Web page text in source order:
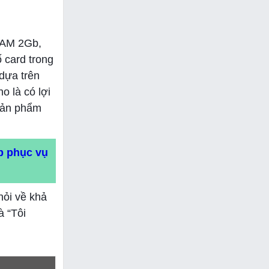
2Gb,
card trong
trên
là có lợi
phẩm
phục vụ
về khả
“Tôi